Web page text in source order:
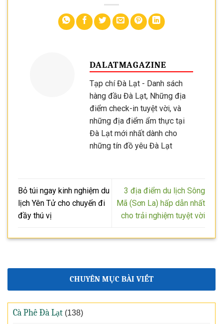
DALATMAGAZINE
Tạp chí Đà Lạt - Danh sách
hàng đầu Đà Lạt, Những địa
điểm check-in tuyệt vời, và
những địa điểm ẩm thực tại
Đà Lạt mới nhất dành cho
những tín đồ yêu Đà Lạt
Bỏ túi ngay kinh nghiệm du
lịch Yên Tử cho chuyến đi
đầy thú vị
3 địa điểm du lịch Sông
Mã (Sơn La) hấp dẫn nhất
cho trải nghiệm tuyệt vời
CHUYÊN MỤC BÀI VIẾT
Cà Phê Đà Lạt (138)